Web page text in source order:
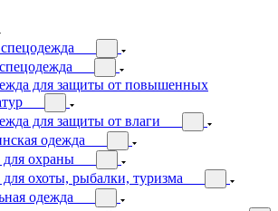
для защиты от повышенных
для защиты от влаги
одежда
охраны
охоты, рыбалки, туризма
одежда